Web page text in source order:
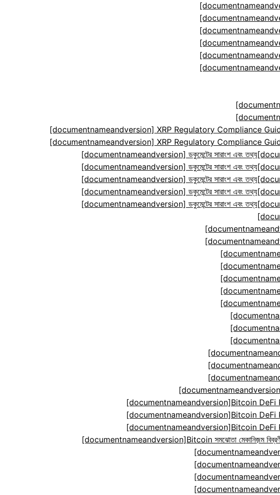
[documentnameandversion] XRP Regulatory Compliance
[documentnameandversion] XRP Regulatory Compliance
[documentnameandversion] ডকুমেন্টের সারাংশ এবং তথ্য
[documentnameandversion] ডকুমেন্টের সারাংশ এবং তথ্য
[documentnameandversion] ডকুমেন্টের সারাংশ এবং তথ্য
[documentnameandversion] ডকুমেন্টের সারাংশ এবং তথ্য
[documentnameandversion] ডকুমেন্টের সারাংশ এবং তথ্য
[documentnameandversion]Bitcoin
[documentnameandversion]Bitcoin
[documentnameandversion]Bitcoin
[documentnameandversion]Bitcoin সমঝোতা মেকানিজ়ম বিব্রণী